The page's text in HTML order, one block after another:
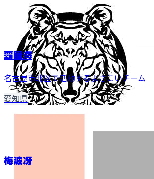
覇瞳海
名古屋市北区で活動するよさこいチーム
愛知県
梅波冴